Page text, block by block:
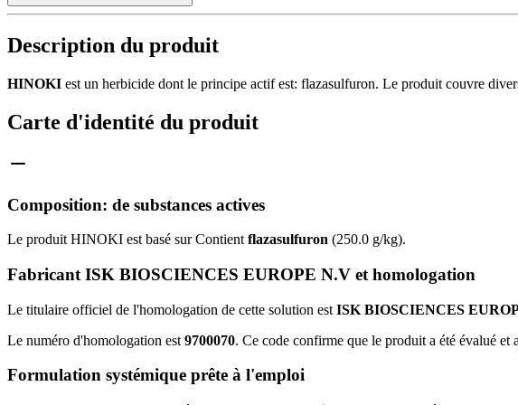
Description du produit
HINOKI est un herbicide dont le principe actif est: flazasulfuron. Le produit couvre
Carte d'identité du produit
Composition: de substances actives
Le produit HINOKI est basé sur Contient flazasulfuron (250.0 g/kg).
Fabricant ISK BIOSCIENCES EUROPE N.V et homologation
Le titulaire officiel de l'homologation de cette solution est ISK BIOSCIENCES
Le numéro d'homologation est 9700070. Ce code confirme que le produit a été évalué et
Formulation systémique prête à l'emploi